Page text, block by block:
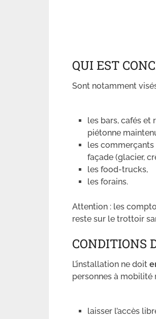
QUI EST
Sont notamment
les bars, cafés
piétonne
les commerçants
façade (glacier,
les food-trucks,
les forains.
Attention : les
reste sur le trottoir
CONDITIONS
L’installation ne doit
personnes à mobilité
laisser l’accès